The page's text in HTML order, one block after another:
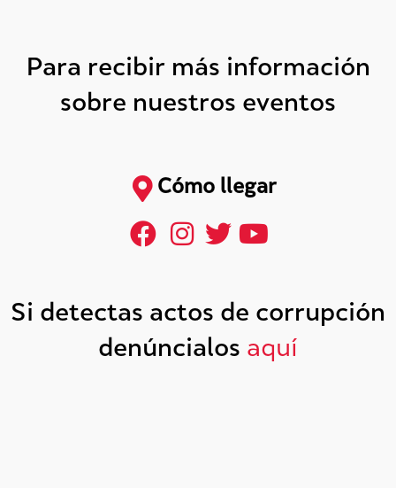
Para recibir más información
sobre nuestros eventos
Cómo llegar
Si detectas actos de corrupción
denúncialos aquí